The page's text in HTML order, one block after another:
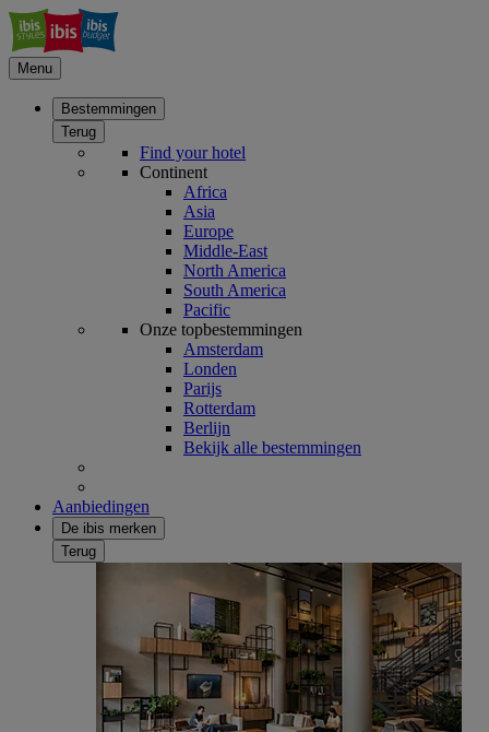
Menu
Bestemmingen
Terug
Find your hotel
Continent
Africa
Asia
Europe
Middle-East
North America
South America
Pacific
Onze topbestemmingen
Amsterdam
Londen
Parijs
Rotterdam
Berlijn
Bekijk alle bestemmingen
Aanbiedingen
De ibis merken
Terug